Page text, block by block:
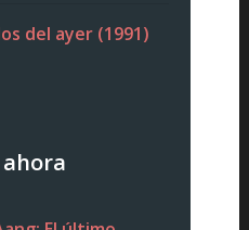
del ayer (1991)